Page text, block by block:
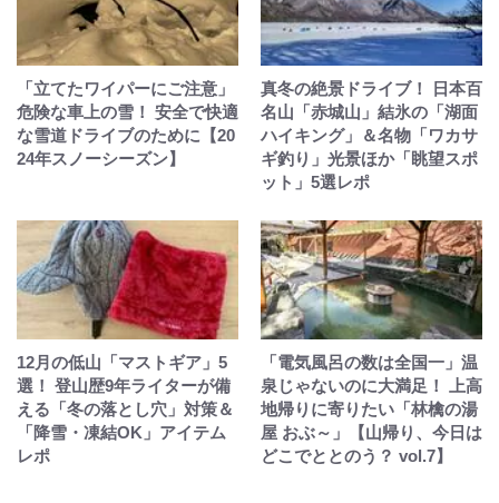
「立てたワイパーにご注意」
危険な車上の雪！ 安全で快適
な雪道ドライブのために【20
24年スノーシーズン】
真冬の絶景ドライブ！ 日本百
名山「赤城山」結氷の「湖面
ハイキング」＆名物「ワカサ
ギ釣り」光景ほか「眺望スポ
ット」5選レポ
12月の低山「マストギア」5
選！ 登山歴9年ライターが備
える「冬の落とし穴」対策＆
「降雪・凍結OK」アイテム
レポ
「電気風呂の数は全国一」温
泉じゃないのに大満足！ 上高
地帰りに寄りたい「林檎の湯
屋 おぶ～」【山帰り、今日は
どこでととのう？ vol.7】